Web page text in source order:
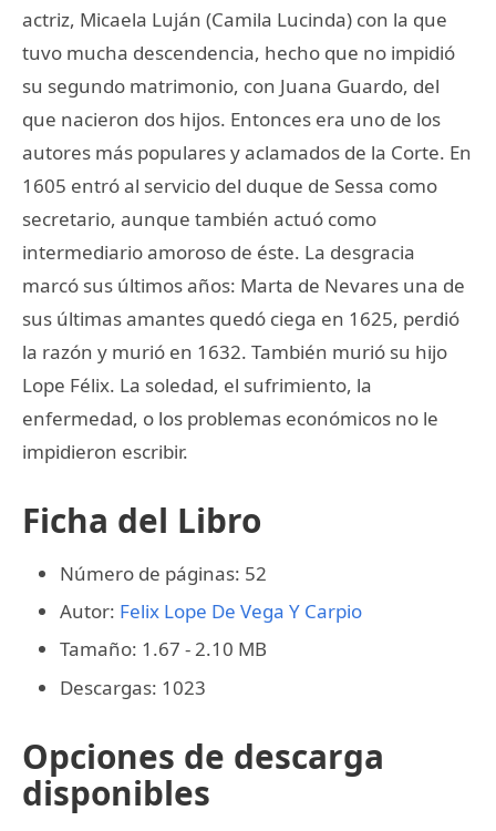
actriz, Micaela Luján (Camila Lucinda) con la que
tuvo mucha descendencia, hecho que no impidió
su segundo matrimonio, con Juana Guardo, del
que nacieron dos hijos. Entonces era uno de los
autores más populares y aclamados de la Corte. En
1605 entró al servicio del duque de Sessa como
secretario, aunque también actuó como
intermediario amoroso de éste. La desgracia
marcó sus últimos años: Marta de Nevares una de
sus últimas amantes quedó ciega en 1625, perdió
la razón y murió en 1632. También murió su hijo
Lope Félix. La soledad, el sufrimiento, la
enfermedad, o los problemas económicos no le
impidieron escribir.
Ficha del Libro
Número de páginas: 52
Autor: Felix Lope De Vega Y Carpio
Tamaño: 1.67 - 2.10 MB
Descargas: 1023
Opciones de descarga
disponibles